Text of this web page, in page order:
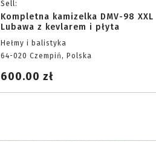
Sell:
Kompletna kamizelka DMV-98 XXL
Lubawa z kevlarem i płyta
Hełmy i balistyka
64-020 Czempiń, Polska
600.00 zł